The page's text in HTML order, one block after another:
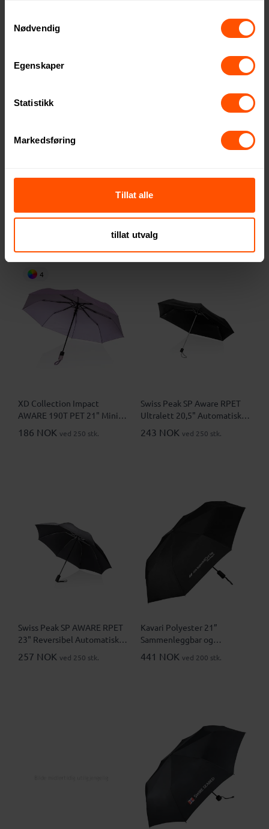
Nødvendig
Egenskaper
Statistikk
Markedsføring
Tillat alle
tillat utvalg
XD Collection Impact
AWARE RPET 190T Bambus
Paraply
XD Collection Impact
AWARE RPET 190T 21"
Sammenleggbar Paraply
4
XD Collection Impact
AWARE 190T PET 21" Mini
Automatisk Sammenleggbar
Paraply
186 NOK ved 250 stk.
Swiss Peak SP Aware RPET
Ultralett 20,5" Automatisk
Sammenleggbar Paraply
243 NOK ved 250 stk.
Swiss Peak SP AWARE RPET
23" Reversibel Automatisk
Sammenleggbar Paraply
257 NOK ved 250 stk.
Kavari Polyester 21”
Sammenleggbar og
Stormsikker Paraply
441 NOK ved 200 stk.